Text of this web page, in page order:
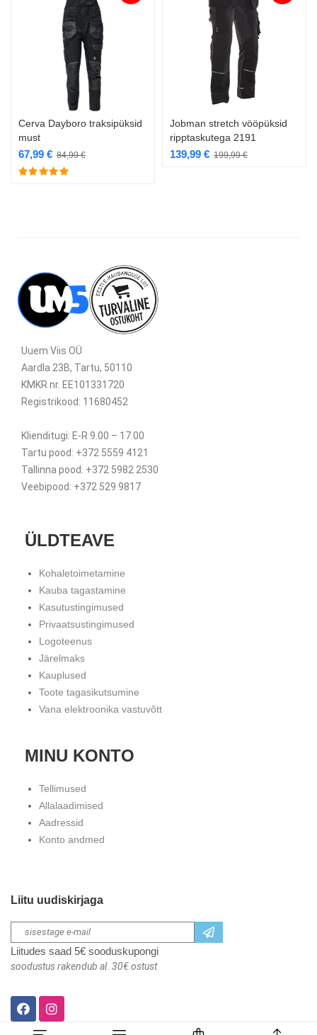
Cerva Dayboro traksipüksid
must
84,99€
67,99 €
Jobman stretch vööpüksid
ripptaskutega 2191
199,99€
139,99 €
Uuem Viis OÜ
Aardla 23B, Tartu, 50110
KMKR nr. EE101331720
Registrikood: 11680452
Klienditugi: E-R 9.00 – 17.00
Tartu pood: +372 5559 4121
Tallinna pood: +372 5982 2530
Veebipood: +372 529 9817
ÜLDTEAVE
Kohaletoimetamine
Kauba tagastamine
Kasutustingimused
Privaatsustingimused
Logoteenus
Järelmaks
Kauplused
Toote tagasikutsumine
Vana elektroonika vastuvõtt
MINU KONTO
Tellimused
Allalaadimised
Aadressid
Konto andmed
Liitu uudiskirjaga
Liitudes saad 5€ sooduskupongi
soodustus rakendub al. 30€ ostust